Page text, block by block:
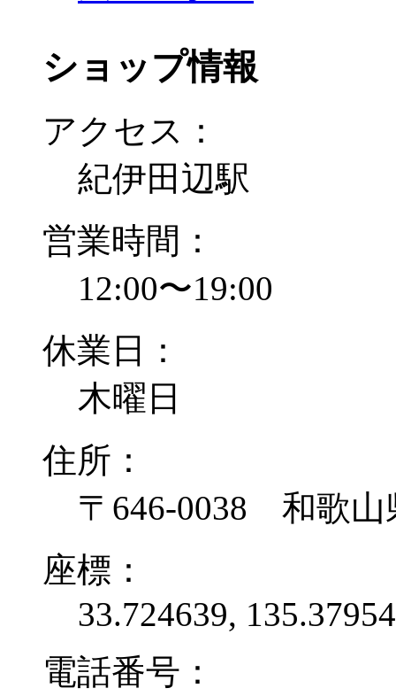
ショップ情報
アクセス：
紀伊田辺駅
営業時間：
12:00〜19:00
休業日：
木曜日
住所：
〒646-0038 和歌山
座標：
33.724639,
電話番号：